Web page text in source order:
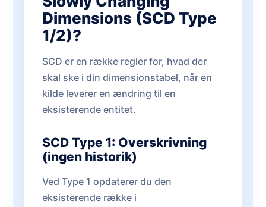
Dimensions (SCD Type
1/2)?
SCD er en række regler for, hvad der
skal ske i din dimensionstabel, når en
kilde leverer en ændring til en
eksisterende entitet.
SCD Type 1: Overskrivning
(ingen historik)
Ved Type 1 opdaterer du den
eksisterende række i